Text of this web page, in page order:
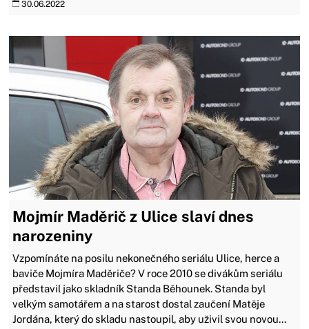
30.06.2022
Mojmír Maděrič z Ulice slaví dnes
narozeniny
Vzpomínáte na posilu nekonečného seriálu Ulice, herce a
baviče Mojmíra Maděriče? V roce 2010 se divákům seriálu
představil jako skladník Standa Běhounek. Standa byl
velkým samotářem a na starost dostal zaučení Matěje
Jordána, který do skladu nastoupil, aby uživil svou novou...